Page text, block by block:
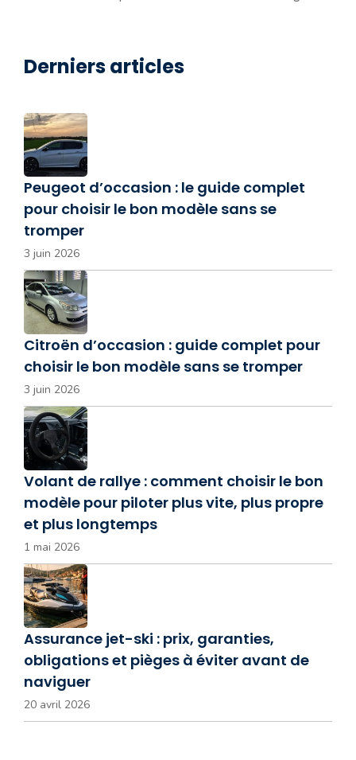
Derniers articles
Peugeot d’occasion : le guide complet
pour choisir le bon modèle sans se
tromper
3 juin 2026
Citroën d’occasion : guide complet pour
choisir le bon modèle sans se tromper
3 juin 2026
Volant de rallye : comment choisir le bon
modèle pour piloter plus vite, plus propre
et plus longtemps
1 mai 2026
Assurance jet-ski : prix, garanties,
obligations et pièges à éviter avant de
naviguer
20 avril 2026